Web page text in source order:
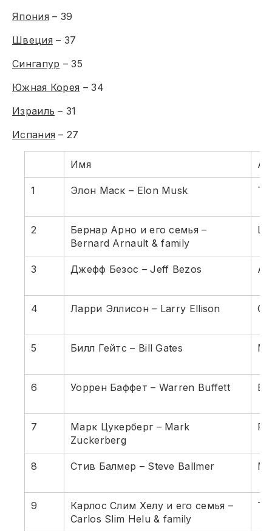
Япония – 39
Швеция – 37
Сингапур – 35
Южная Корея – 34
Израиль – 31
Испания – 27
Имя
1 Элон Маск – Elon Musk
2
Бернар Арно и его семья –
Bernard Arnault & family
3 Джефф Безос – Jeff Bezos
4 Ларри Эллисон – Larry Ellison
5 Билл Гейтс – Bill Gates
6 Уоррен Баффет – Warren Buffett
7
Марк Цукерберг – Mark
Zuckerberg
8 Стив Балмер – Steve Ballmer
9
Карлос Слим Хелу и его семья –
Carlos Slim Helu & family